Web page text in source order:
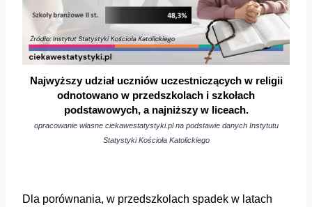
Najwyższy udział uczniów uczestniczących w religii
odnotowano w przedszkolach i szkołach
podstawowych, a najniższy w liceach.
opracowanie własne ciekawestatystyki.pl na podstawie danych Instytutu
Statystyki Kościoła Katolickiego
Dla porównania, w przedszkolach spadek w latach